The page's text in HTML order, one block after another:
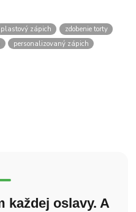
plastový zápich
zdobenie torty
personalizovaný zápich
každej oslavy. A